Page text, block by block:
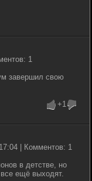
1
завершил свою
+1
| Комментов: 1
в детстве, но
ещё выходят.